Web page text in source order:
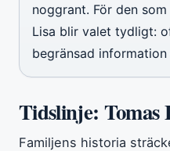
noggrant. För den
Lisa blir valet tydligt:
begränsad
Tidslinje:
Familjens historia